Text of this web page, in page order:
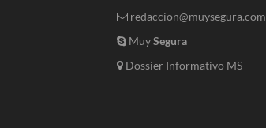
redaccion@muysegura.com
MuySegura
Dossier Informativo MS